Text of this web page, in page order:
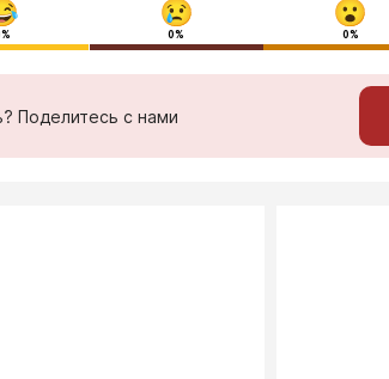
0% 0%
Поделитесь с нами